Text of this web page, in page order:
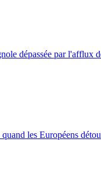
dépassée par l'afflux
quand les Européens